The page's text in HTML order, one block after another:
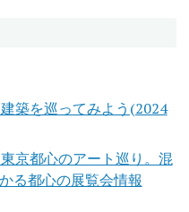
築を巡ってみよう(2024
京都心のアート巡り。混
る都心の展覧会情報